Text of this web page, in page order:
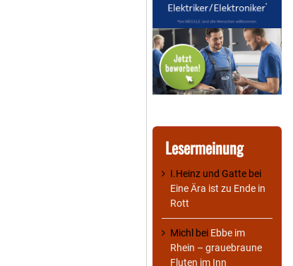
Lesermeinung
I.Heinz und Gatte bei
Eine Ära ist zu Ende in
Rott
Michl bei Ebbe im
Rhein – grauebraune
Fluten im Inn